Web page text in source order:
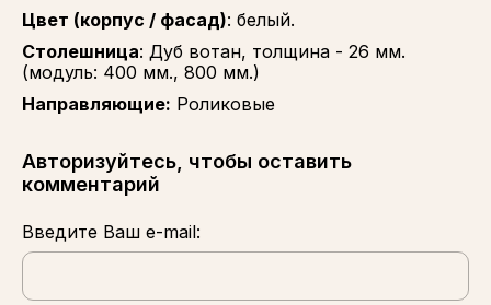
Цвет (корпус / фасад): белый.
Столешница: Дуб вотан, толщина - 26 мм.
(модуль: 400 мм., 800 мм.)
Направляющие: Роликовые
Авторизуйтесь, чтобы оставить
комментарий
Введите Ваш e-mail: